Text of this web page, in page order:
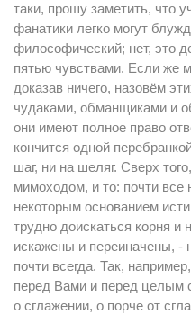
таки, прошу заметить, что
фанатики легко могут
философический; нет, это
пятью чувствами. Если же
доказав ничего, назовём
чудаками, обманщиками и
они имеют полное право
кончится одной
шаг, ни на шеляг. Сверх
мимоходом, и то: почти
некоторым основанием
трудно доискаться корня и
искажены и переиначены, -
почти всегда. Так,
перед Вами и перед целым
о сглажении, о порче от